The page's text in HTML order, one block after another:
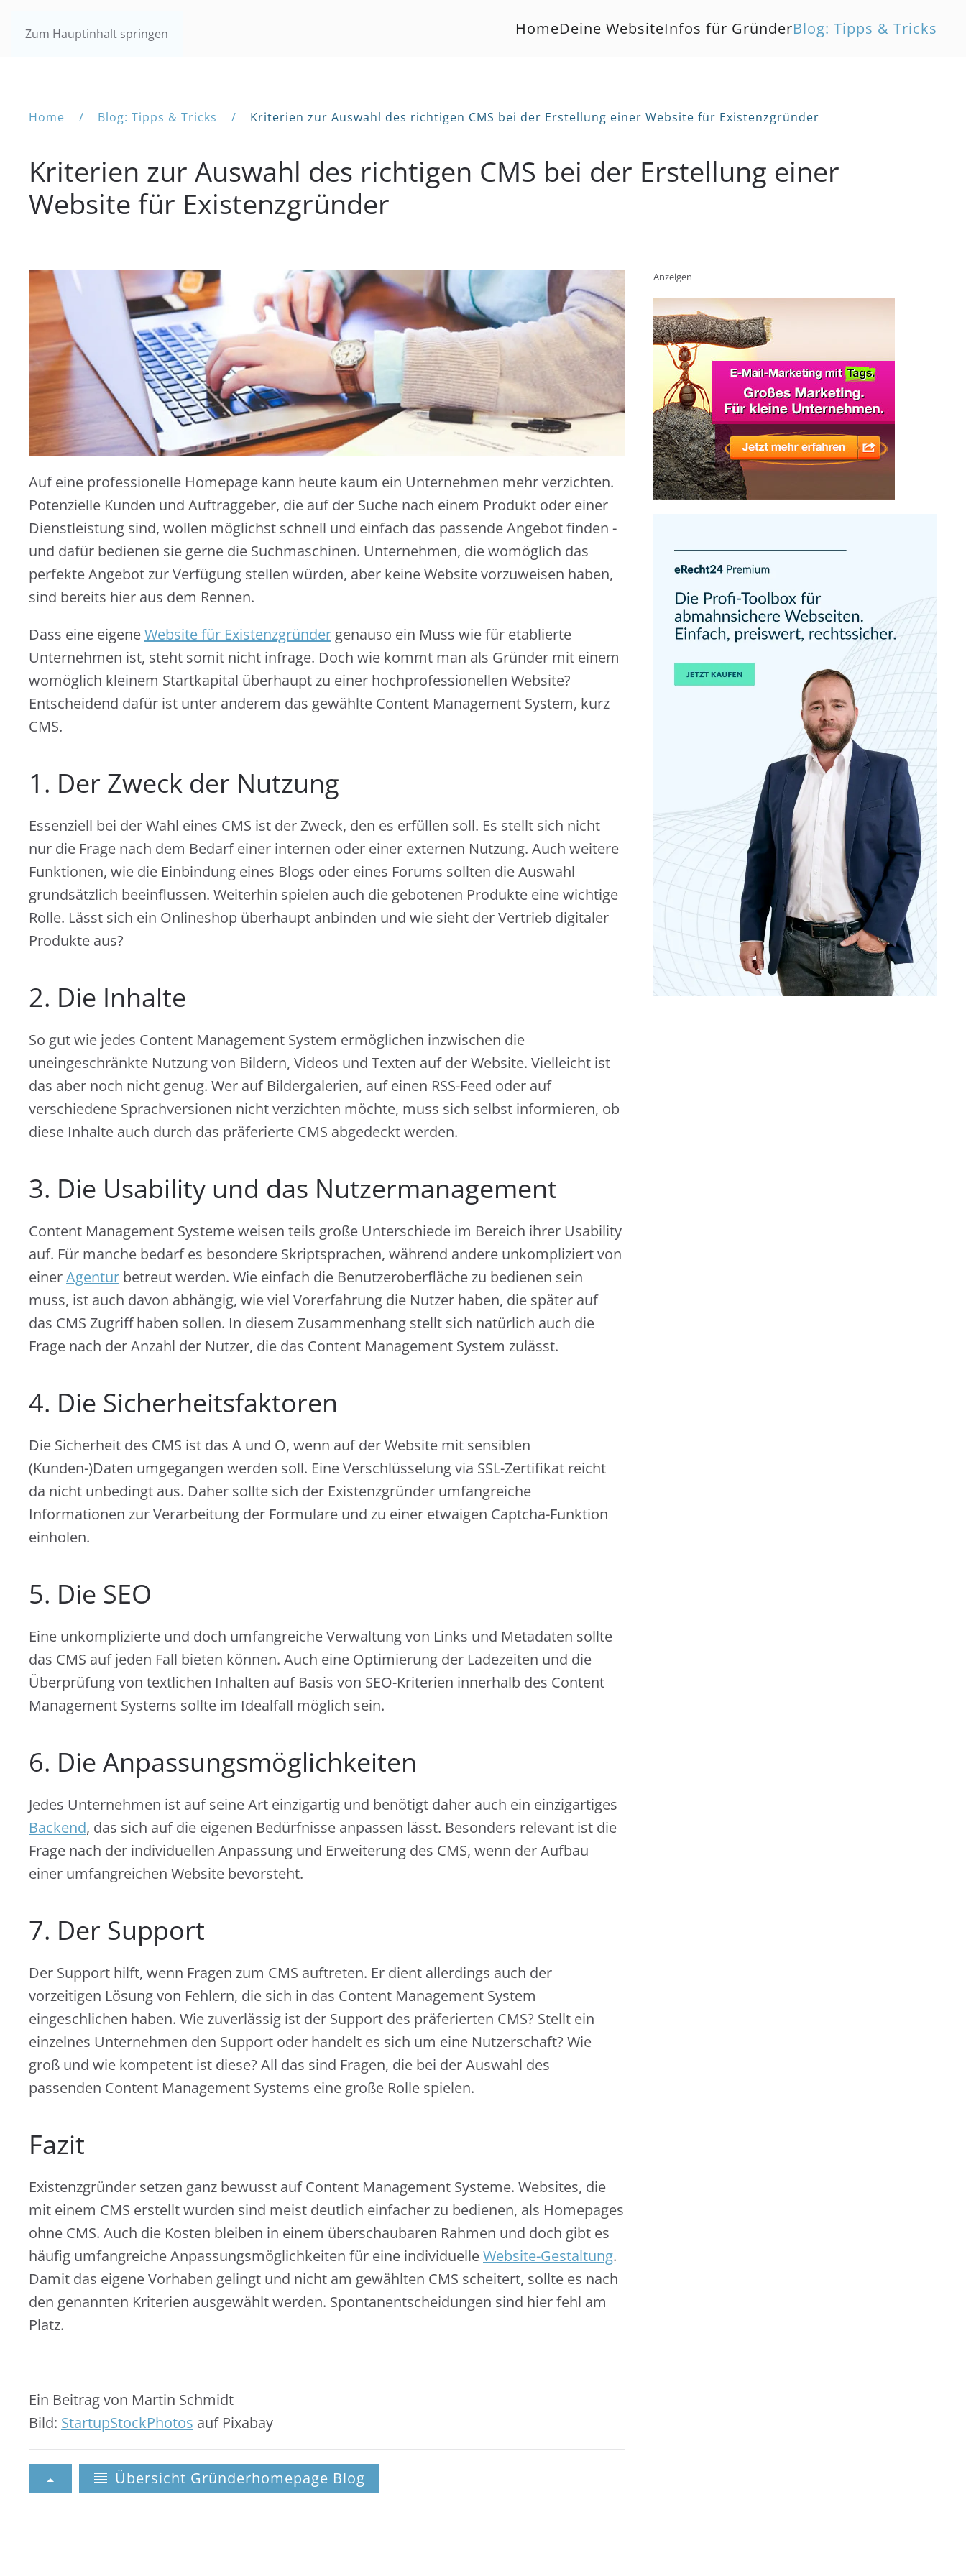
Zum Hauptinhalt springen HomeDeine WebsiteInfos für GründerBlog: Tipps & Tricks
Home Blog: Tipps & Tricks Kriterien zur Auswahl des richtigen CMS bei der Erstellung einer Website für Existenzgründer
Kriterien zur Auswahl des richtigen CMS bei der Erstellung einer
Website für Existenzgründer
Auf eine professionelle Homepage kann heute kaum ein Unternehmen mehr verzichten.
Potenzielle Kunden und Auftraggeber, die auf der Suche nach einem Produkt oder einer
Dienstleistung sind, wollen möglichst schnell und einfach das passende Angebot finden -
und dafür bedienen sie gerne die Suchmaschinen. Unternehmen, die womöglich das
perfekte Angebot zur Verfügung stellen würden, aber keine Website vorzuweisen haben,
sind bereits hier aus dem Rennen.
Dass eine eigeneWebsite für Existenzgründer genauso ein Muss wie für etablierte
Unternehmen ist, steht somit nicht infrage. Doch wie kommt man als Gründer mit einem
womöglich kleinem Startkapital überhaupt zu einer hochprofessionellen Website?
Entscheidend dafür ist unter anderem das gewählte Content Management System, kurz
CMS.
1. Der Zweck der Nutzung
Essenziell bei der Wahl eines CMS ist der Zweck, den es erfüllen soll. Es stellt sich nicht
nur die Frage nach dem Bedarf einer internen oder einer externen Nutzung. Auch weitere
Funktionen, wie die Einbindung eines Blogs oder eines Forums sollten die Auswahl
grundsätzlich beeinflussen. Weiterhin spielen auch die gebotenen Produkte eine wichtige
Rolle. Lässt sich ein Onlineshop überhaupt anbinden und wie sieht der Vertrieb digitaler
Produkte aus?
2. Die Inhalte
So gut wie jedes Content Management System ermöglichen inzwischen die
uneingeschränkte Nutzung von Bildern, Videos und Texten auf der Website. Vielleicht ist
das aber noch nicht genug. Wer auf Bildergalerien, auf einen RSS-Feed oder auf
verschiedene Sprachversionen nicht verzichten möchte, muss sich selbst informieren, ob
diese Inhalte auch durch das präferierte CMS abgedeckt werden.
3. Die Usability und das Nutzermanagement
Content Management Systeme weisen teils große Unterschiede im Bereich ihrer Usability
auf. Für manche bedarf es besondere Skriptsprachen, während andere unkompliziert von
einerAgentur betreut werden. Wie einfach die Benutzeroberfläche zu bedienen sein
muss, ist auch davon abhängig, wie viel Vorerfahrung die Nutzer haben, die später auf
das CMS Zugriff haben sollen. In diesem Zusammenhang stellt sich natürlich auch die
Frage nach der Anzahl der Nutzer, die das Content Management System zulässt.
4. Die Sicherheitsfaktoren
Die Sicherheit des CMS ist das A und O, wenn auf der Website mit sensiblen
(Kunden-)Daten umgegangen werden soll. Eine Verschlüsselung via SSL-Zertifikat reicht
da nicht unbedingt aus. Daher sollte sich der Existenzgründer umfangreiche
Informationen zur Verarbeitung der Formulare und zu einer etwaigen Captcha-Funktion
einholen.
5. Die SEO
Eine unkomplizierte und doch umfangreiche Verwaltung von Links und Metadaten sollte
das CMS auf jeden Fall bieten können. Auch eine Optimierung der Ladezeiten und die
Überprüfung von textlichen Inhalten auf Basis von SEO-Kriterien innerhalb des Content
Management Systems sollte im Idealfall möglich sein.
6. Die Anpassungsmöglichkeiten
Jedes Unternehmen ist auf seine Art einzigartig und benötigt daher auch ein einzigartiges
Backend, das sich auf die eigenen Bedürfnisse anpassen lässt. Besonders relevant ist die
Frage nach der individuellen Anpassung und Erweiterung des CMS, wenn der Aufbau
einer umfangreichen Website bevorsteht.
7. Der Support
Der Support hilft, wenn Fragen zum CMS auftreten. Er dient allerdings auch der
vorzeitigen Lösung von Fehlern, die sich in das Content Management System
eingeschlichen haben. Wie zuverlässig ist der Support des präferierten CMS? Stellt ein
einzelnes Unternehmen den Support oder handelt es sich um eine Nutzerschaft? Wie
groß und wie kompetent ist diese? All das sind Fragen, die bei der Auswahl des
passenden Content Management Systems eine große Rolle spielen.
Fazit
Existenzgründer setzen ganz bewusst auf Content Management Systeme. Websites, die
mit einem CMS erstellt wurden sind meist deutlich einfacher zu bedienen, als Homepages
ohne CMS. Auch die Kosten bleiben in einem überschaubaren Rahmen und doch gibt es
häufig umfangreiche Anpassungsmöglichkeiten für eine individuelleWebsite-Gestaltung.
Damit das eigene Vorhaben gelingt und nicht am gewählten CMS scheitert, sollte es nach
den genannten Kriterien ausgewählt werden. Spontanentscheidungen sind hier fehl am
Platz.
Ein Beitrag von Martin Schmidt
Bild: StartupStockPhotos auf Pixabay
Übersicht Gründerhomepage Blog
Anzeigen